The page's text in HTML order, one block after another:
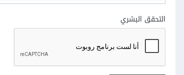
التحقق البشري